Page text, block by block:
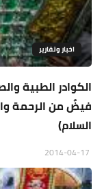
اخبار وتقارير
الكوادر الطبية
فيضٌ من الرحمة
السلام)